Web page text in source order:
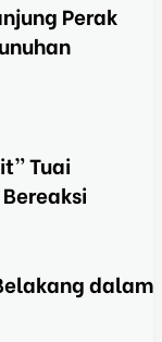
Perak
Tuai
dalam